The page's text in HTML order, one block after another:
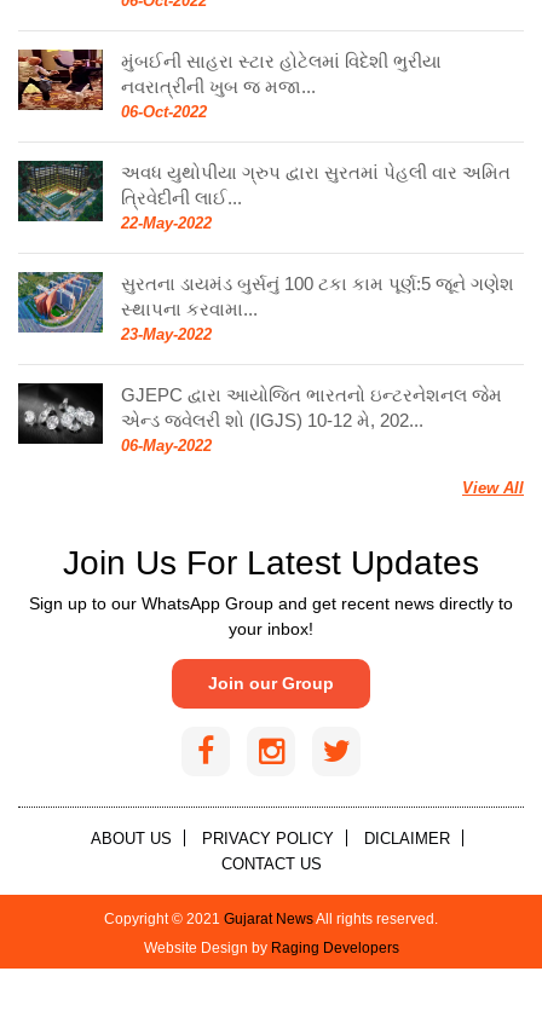
મુંબઈની સાહરા સ્ટાર હોટેલમાં વિદેશી ભુરીયા
નવરાત્રીની ખુબ જ મજા...
06-Oct-2022
અવધ યુથોપીયા ગ્રુપ દ્વારા સુરતમાં પેહલી વાર અમિત
ત્રિવેદીની લાઈ...
22-May-2022
સુરતના ડાયમંડ બુર્સનું 100 ટકા કામ પૂર્ણ:5 જૂને ગણેશ
સ્થાપના કરવામા...
23-May-2022
GJEPC દ્વારા આયોજિત ભારતનો ઇન્ટરનેશનલ જેમ
એન્ડ જ્વેલરી શો (IGJS) 10-12 મે, 202...
06-May-2022
View All
Join Us For Latest Updates
Sign up to our WhatsApp Group and get recent news directly to
your inbox!
Join our Group
ABOUT US PRIVACY POLICY
DICLAIMER
CONTACT US
Copyright © 2021 Gujarat NewsAll rights reserved.
Website Design by Raging Developers